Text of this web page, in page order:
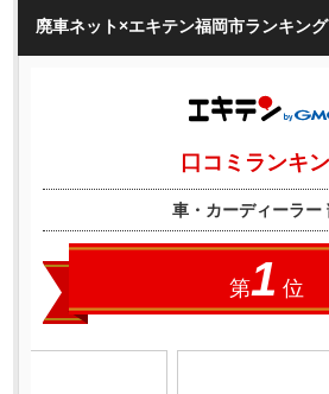
廃車ネット×エキテン福岡市ランキング